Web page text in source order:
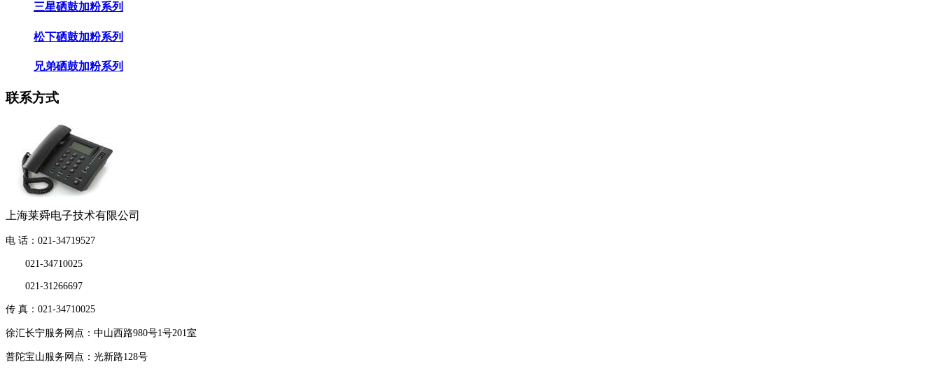
三星硒鼓加粉系列
松下硒鼓加粉系列
兄弟硒鼓加粉系列
联系方式
上海莱舜电子技术有限公司
电 话：021-34719527
021-34710025
021-31266697
传 真：021-34710025
徐汇长宁服务网点：中山西路980号1号201室
普陀宝山服务网点：光新路128号